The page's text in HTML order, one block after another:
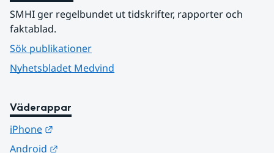
SMHI ger regelbundet ut tidskrifter, rapporter och
faktablad.
Sök publikationer
Nyhetsbladet Medvind
Väderappar
iPhone
Android